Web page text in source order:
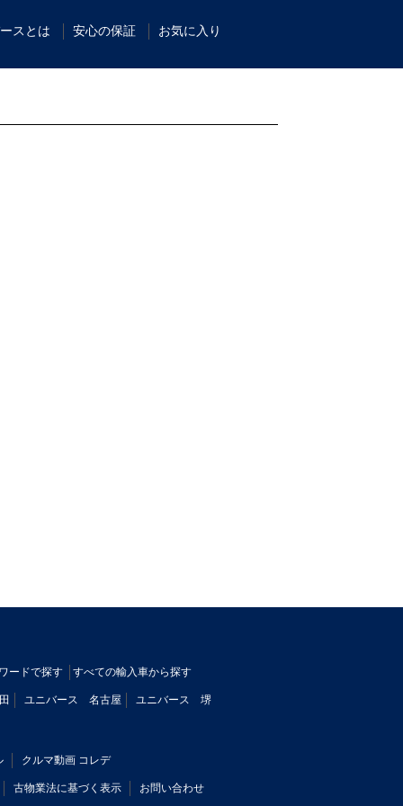
スとは 安心の保証 お気に入り
ードで探す すべての輸入車から探す
ユニバース 名古屋 ユニバース 堺
クルマ動画 コレデ
古物業法に基づく表示 お問い合わせ